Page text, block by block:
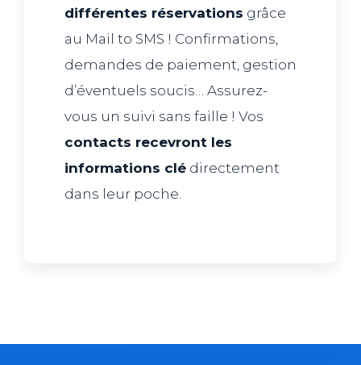
différentes réservations grâce
au Mail to SMS ! Confirmations,
demandes de paiement, gestion
d’éventuels soucis… Assurez-
vous un suivi sans faille ! Vos
contacts recevront les
informations clé directement
dans leur poche.